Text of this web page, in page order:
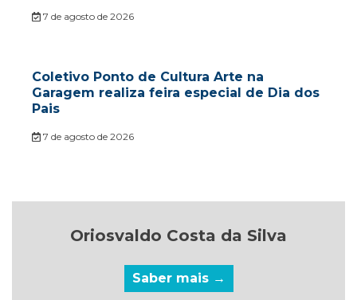
7 de agosto de 2026
Coletivo Ponto de Cultura Arte na
Garagem realiza feira especial de Dia dos
Pais
7 de agosto de 2026
Oriosvaldo Costa da Silva
Saber mais →